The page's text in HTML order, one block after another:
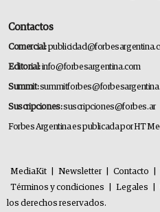
Contactos
Comercial:
Editorial:info@forbesargentina.com
Summit:
Suscripciones:suscripciones@forbes.ar
Forbes Argentina es publicada por HT
MediaKit Newsletter Contacto
Términos y condiciones
Legales
los derechos reservados.